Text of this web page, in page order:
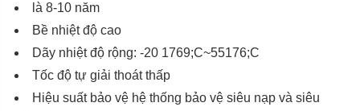
là 8-10 năm
Bề nhiệt độ cao
Dãy nhiệt độ rộng: -20 1769;C~55176;C
Tốc độ tự giải thoát thấp
Hiệu suất bảo vệ hệ thống bảo vệ siêu nạp và siêu